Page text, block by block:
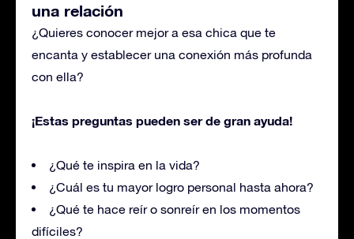
una relación
¿Quieres conocer mejor a esa chica que te
encanta y establecer una conexión más profunda
con ella?
¡Estas preguntas pueden ser de gran ayuda!
¿Qué te inspira en la vida?
¿Cuál es tu mayor logro personal hasta ahora?
¿Qué te hace reír o sonreír en los momentos
difíciles?